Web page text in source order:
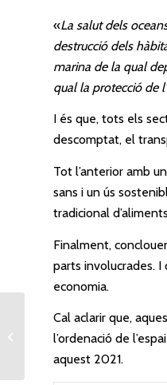
«La salut dels
destrucció dels
marina de la qual
qual la protecció de
I és que, tots els
descomptat, el
Tot l’anterior amb
sans i un ús
tradicional
Finalment,
parts involucrades.
economia.
Cal aclarir que,
l’ordenació de
aquest 2021.
Aecoc y peajes en
incremento en costes
de transporte